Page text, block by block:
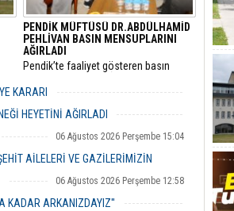
PENDİK MÜFTÜSÜ DR.ABDÜLHAMİD
PEHLİVAN BASIN MENSUPLARINI
AĞIRLADI
​Pendik’te faaliyet gösteren basın
görevine başlayan Dr. Abdulhamid
yeni görevi için tebriklerini iletti.
KARARI
06 Ağustos 2026 Perşembe 18:26
HEYETİNİ AĞIRLADI
06 Ağustos 2026 Perşembe 17:56
06 Ağustos 2026 Perşembe 15:04
AİLELERİ VE GAZİLERİMİZİN
06 Ağustos 2026 Perşembe 12:58
KADAR ARKANIZDAYIZ''